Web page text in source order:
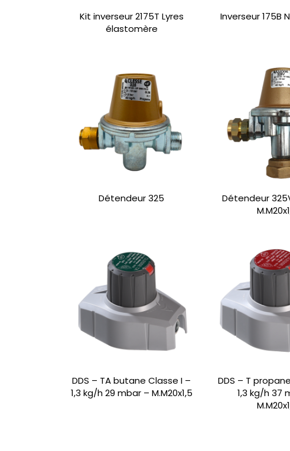
Kit inverseur 2175T Lyres
élastomère
Inverseur 175B
Détendeur 325
Détendeur
DDS – TA butane Classe I –
1,3 kg/h 29 mbar – M.M20x1,5
DDS – T
1,3 kg/h 37